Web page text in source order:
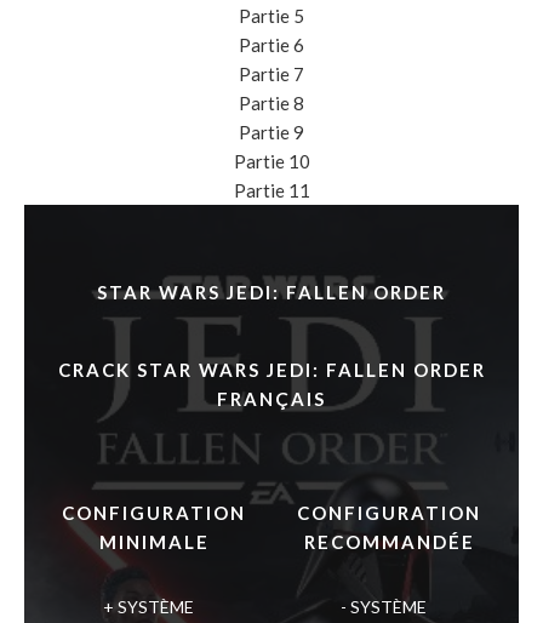
Partie 5
Partie 6
Partie 7
Partie 8
Partie 9
Partie 10
Partie 11
STAR WARS JEDI: FALLEN ORDER
CRACK STAR WARS JEDI: FALLEN ORDER
FRANÇAIS
CONFIGURATION
MINIMALE
SYSTÈME
CONFIGURATION
RECOMMANDÉE
SYSTÈME